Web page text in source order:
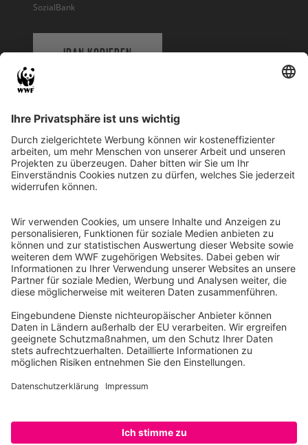
SozialBank
IBAN KOPIEREN
WWF Deutschland
Reinhardtstr. 18
10117 Berlin
Ihre Spende kann steuerlich geltend gemacht werden
Registriert als Stiftung WWF Deutschland, Senatsverwaltung für
Justiz Berlin, Az: 3416/976/2
Umsatzsteuer-Identifikationsnummer: DE 114236103
Freistellungsbescheid: Als gemeinnützige Körperschaft befreit
von der Körperschaftssteuer gem. §5 I 9 KStg. unter der
Steuernummer 27/641/09321